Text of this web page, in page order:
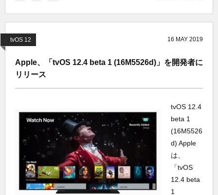
tvOS 12 16 MAY 2019
Apple、「tvOS 12.4 beta 1 (16M5526d)」を開発者に
リリース
tvOS 12.4
beta 1
(16M5526
d) Apple
は、
「tvOS
12.4 beta
1